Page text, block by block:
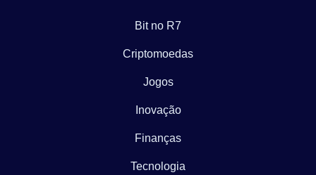
Bit no R7
Criptomoedas
Jogos
Inovação
Finanças
Tecnologia